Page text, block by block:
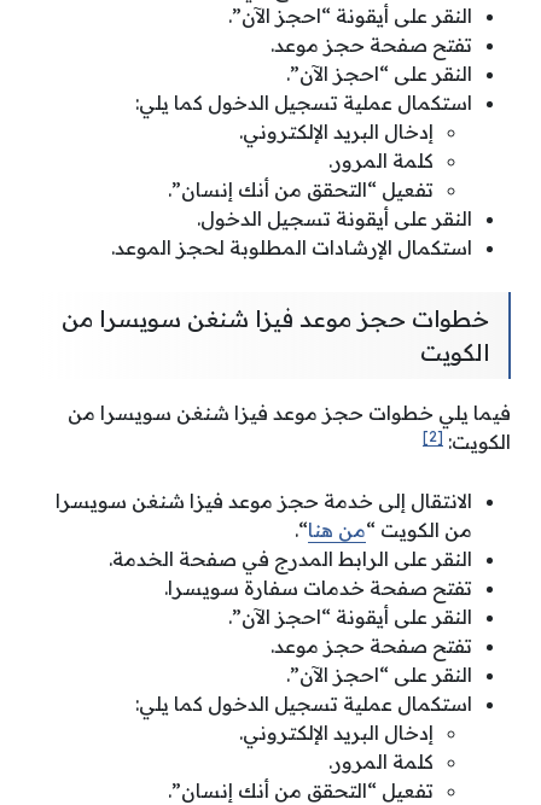
النقر على أيقونة “احجز الآن”.
تفتح صفحة حجز موعد.
النقر على “احجز الآن”.
استكمال عملية تسجيل الدخول كما يلي:
إدخال البريد الإلكتروني.
كلمة المرور.
تفعيل “التحقق من أنك إنسان”.
النقر على أيقونة تسجيل الدخول.
استكمال الإرشادات المطلوبة لحجز الموعد.
خطوات حجز موعد فيزا شنغن سويسرا من
الكويت
فيما يلي خطوات حجز موعد فيزا شنغن سويسرا من
الكويت: [2]
الانتقال إلى خدمة حجز موعد فيزا شنغن سويسرا
من الكويت “من هنا“.
النقر على الرابط المدرج في صفحة الخدمة.
تفتح صفحة خدمات سفارة سويسرا.
النقر على أيقونة “احجز الآن”.
تفتح صفحة حجز موعد.
النقر على “احجز الآن”.
استكمال عملية تسجيل الدخول كما يلي:
إدخال البريد الإلكتروني.
كلمة المرور.
تفعيل “التحقق من أنك إنسان”.